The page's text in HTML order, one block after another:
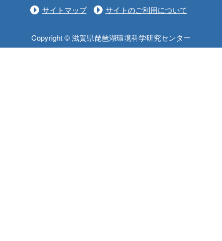
サイトマップ サイトのご利用について
Copyright © 滋賀県琵琶湖環境科学研究センター